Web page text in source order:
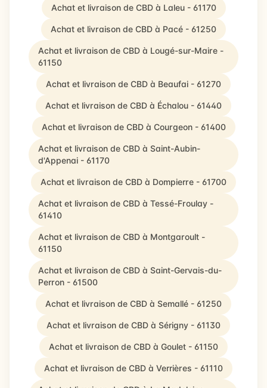
Achat et livraison de CBD à Laleu - 61170
Achat et livraison de CBD à Pacé - 61250
Achat et livraison de CBD à Lougé-sur-Maire -
61150
Achat et livraison de CBD à Beaufai - 61270
Achat et livraison de CBD à Échalou - 61440
Achat et livraison de CBD à Courgeon - 61400
Achat et livraison de CBD à Saint-Aubin-
d'Appenai - 61170
Achat et livraison de CBD à Dompierre - 61700
Achat et livraison de CBD à Tessé-Froulay -
61410
Achat et livraison de CBD à Montgaroult -
61150
Achat et livraison de CBD à Saint-Gervais-du-
Perron - 61500
Achat et livraison de CBD à Semallé - 61250
Achat et livraison de CBD à Sérigny - 61130
Achat et livraison de CBD à Goulet - 61150
Achat et livraison de CBD à Verrières - 61110